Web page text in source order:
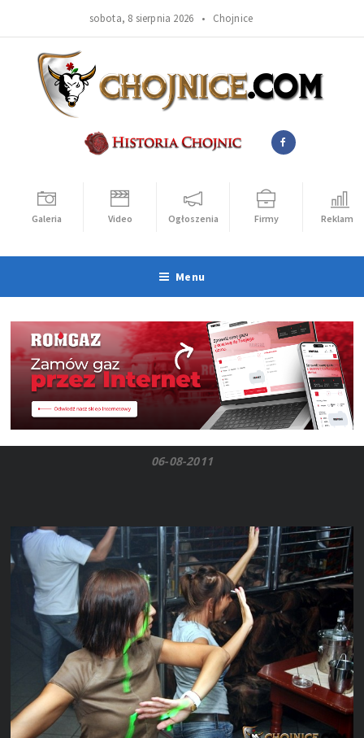
sobota, 8 sierpnia 2026 • Chojnice
Galeria Video Ogłoszenia Firmy Reklama
Menu
06-08-2011